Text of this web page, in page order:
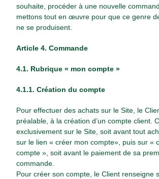
souhaite, procéder à une nouvelle
mettons tout en œuvre pour que ce genre
ne se produisent.
Article 4.Commande
4.1. Rubrique « mon compte »
4.1.1. Création du compte
Pour effectuer des achats sur le Site, le
préalable, à la création d’un compte client.
exclusivement sur le Site, soit avant tout
sur le lien « créer mon compte», puis sur «
compte », soit avant le paiement de sa
commande.
Pour créer son compte, le Client renseigne